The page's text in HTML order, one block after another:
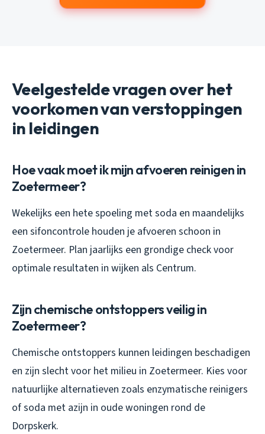
Veelgestelde vragen over het
voorkomen van verstoppingen
in leidingen
Hoe vaak moet ik mijn afvoeren reinigen in
Zoetermeer?
Wekelijks een hete spoeling met soda en maandelijks
een sifoncontrole houden je afvoeren schoon in
Zoetermeer. Plan jaarlijks een grondige check voor
optimale resultaten in wijken als Centrum.
Zijn chemische ontstoppers veilig in
Zoetermeer?
Chemische ontstoppers kunnen leidingen beschadigen
en zijn slecht voor het milieu in Zoetermeer. Kies voor
natuurlijke alternatieven zoals enzymatische reinigers
of soda met azijn in oude woningen rond de
Dorpskerk.